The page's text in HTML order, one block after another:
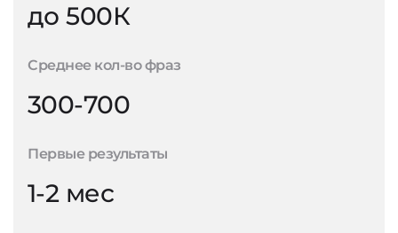
до 500К
Среднее кол-во фраз
300-700
Первые результаты
1-2 мес